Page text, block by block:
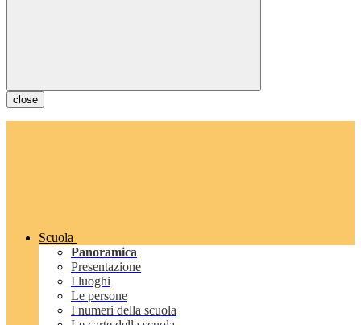
close
Scuola
Panoramica
Presentazione
I luoghi
Le persone
I numeri della scuola